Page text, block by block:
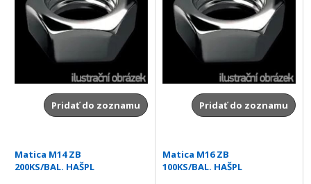
Pridať do zoznamu Pridať do zoznamu
Matica M14 ZB
200KS/BAL. HAŠPL
Matica M16 ZB
100KS/BAL. HAŠPL